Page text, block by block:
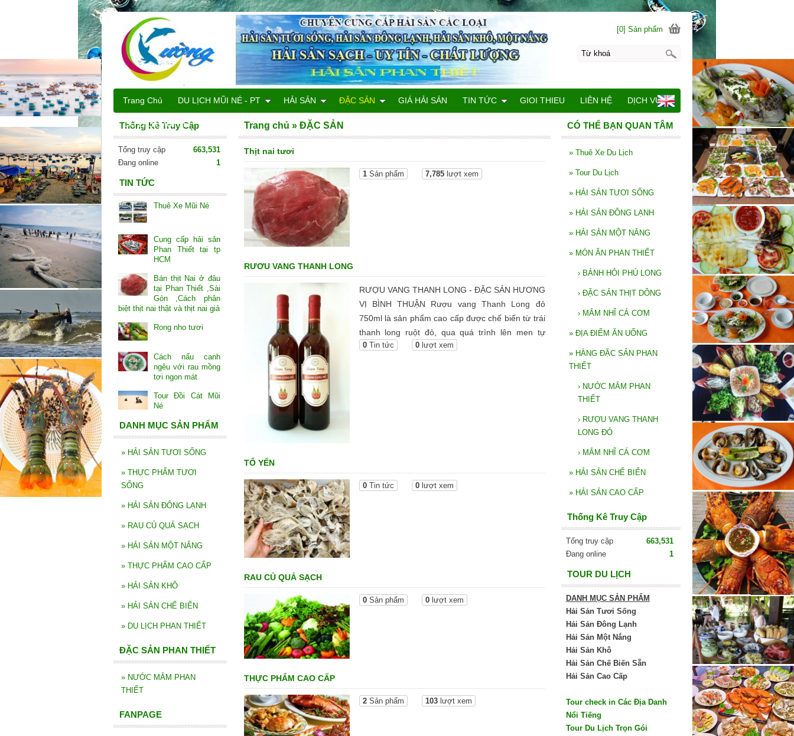
Thịt nai tươi
1Sản phẩm 7,785lượt xem
RƯƠU VANG THANH LONG
RƯỢU VANG THANH LONG - ĐẶC SẢN HƯƠNG
VỊ BÌNH THUẬN Rượu vang Thanh Long đỏ
750ml là sản phẩm cao cấp được chế biến từ trái
thanh long ruột đỏ, qua quá trình lên men tự
nhiên, kết hợp với đường tinh luyện, không chứa
0Tin tức 0lượt xem
TỔ YẾN
0Tin tức 0lượt xem
RAU CỦ QUẢ SẠCH
0Sản phẩm 0lượt xem
THỰC PHẨM CAO CẤP
2Sản phẩm 103lượt xem
Trang chủ »ĐẶC SẢN CÓ THỂ BẠN QUAN TÂM
» Thuê Xe Du Lịch
» Tour Du Lịch
» HẢI SẢN TƯƠI SỐNG
» HẢI SẢN ĐÔNG LẠNH
» HẢI SẢN MỘT NẮNG
» MÓN ĂN PHAN THIẾT
› BÁNH HỎI PHÚ LONG
› ĐẶC SẢN THỊT DÔNG
› MẮM NHĨ CÁ CƠM
» ĐỊA ĐIỂM ĂN UỐNG
» HÀNG ĐẶC SẢN PHAN
THIẾT
› NƯỚC MẮM PHAN
THIẾT
› RƯỢU VANG THANH
LONG ĐỎ
› MẮM NHĨ CÁ CƠM
» HẢI SẢN CHẾ BIẾN
» HẢI SẢN CAO CẤP
Thống Kê Truy Cập
Tổng truy cập
663,531
Đang online
1
TOUR DU LỊCH
DANH MỤC SẢN PHẨM
Hải Sản Tươi Sống
Hải Sản Đông Lạnh
Hải Sản Một Nắng
Hải Sản Khô
Hải Sản Chế Biến Sẵn
Hải Sản Cao Cấp
Tour check in Các Địa Danh
Nổi Tiếng
Tour Du Lịch Trọn Gói
Thống Kê Truy Cập
Tổng truy cập
663,531
Đang online
1
TIN TỨC
Thuê Xe Mũi Né
Cung cấp hải sản
Phan Thiết tại tp
HCM
Bán thịt Nai ở đâu
tại Phan Thiết ,Sài
Gòn ,Cách phân
biệt thịt nai thật và thịt nai giả
Rong nho tươi
Cách nấu canh
ngêu với rau mồng
tơi ngon mát
Tour Đồi Cát Mũi
Né
DANH MỤC SẢN PHẨM
» HẢI SẢN TƯƠI SỐNG
» THỰC PHẨM TƯƠI
SỐNG
» HẢI SẢN ĐÔNG LẠNH
» RAU CỦ QUẢ SẠCH
» HẢI SẢN MỘT NẮNG
» THỰC PHẨM CAO CẤP
» HẢI SẢN KHÔ
» HẢI SẢN CHẾ BIẾN
» DU LỊCH PHAN THIẾT
ĐẶC SẢN PHAN THIẾT
» NƯỚC MẮM PHAN
THIẾT
FANPAGE
[0] Sản phẩm
Trang Chủ DU LỊCH MŨI NÉ - PT HẢI SẢN ĐẶC SẢN GIÁ HẢI SẢN TIN TỨC GIOI THIEU LIÊN HỆ DỊCH VỤ
DU LỊCH MŨI NÉ